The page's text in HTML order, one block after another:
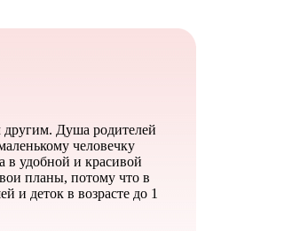
другим. Душа родителей
человечку
в удобной и красивой
планы, потому что в
и деток в возрасте до 1